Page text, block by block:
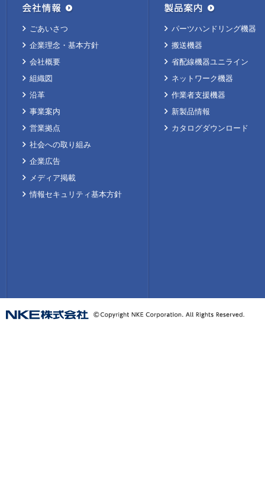
ごあいさつ
企業理念・基本方針
会社概要
組織図
沿革
事業案内
営業拠点
社会への取り組み
企業広告
メディア掲載
情報セキュリティ基本方針
パーツハンドリング機器
搬送機器
省配線機器ユニライン
ネットワーク機器
作業者支援機器
新製品情報
カタログダウンロード